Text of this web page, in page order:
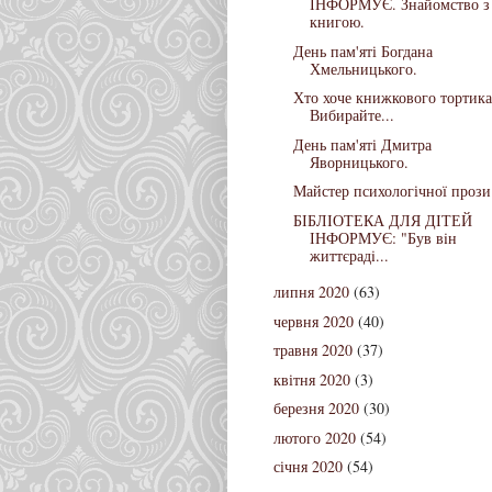
ІНФОРМУЄ. Знайомство з
книгою.
День пам'яті Богдана
Хмельницького.
Хто хоче книжкового
Вибирайте...
День пам'яті Дмитра
Яворницького.
Майстер психологічної
БІБЛІОТЕКА ДЛЯ ДІТЕЙ
ІНФОРМУЄ: "Був вiн
життєрадi...
липня 2020 (63)
червня 2020 (40)
травня 2020 (37)
квітня 2020 (3)
березня 2020 (30)
лютого 2020 (54)
січня 2020 (54)